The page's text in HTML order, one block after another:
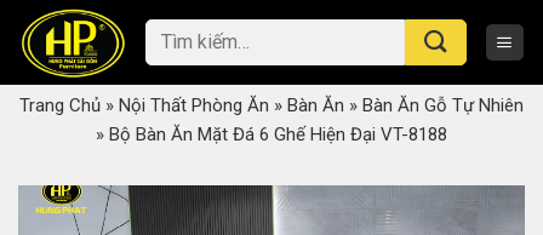
content
Tìm
kiếm:
Trang Chủ » Nội Thất Phòng Ăn » Bàn Ăn » Bàn Ăn Gỗ Tự Nhiên
» Bộ Bàn Ăn Mặt Đá 6 Ghế Hiện Đại VT-8188